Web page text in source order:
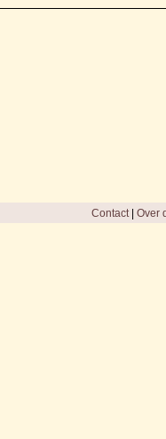
Contact| Over